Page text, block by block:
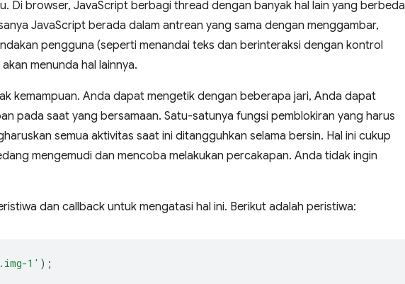
Di browser, JavaScript berbagi thread dengan banyak hal lain yang berbeda
JavaScript berada dalam antrean yang sama dengan menggambar,
pengguna (seperti menandai teks dan berinteraksi dengan kontrol
menunda hal lainnya.
kemampuan. Anda dapat mengetik dengan beberapa jari, Anda dapat
pada saat yang bersamaan. Satu-satunya fungsi pemblokiran yang harus
semua aktivitas saat ini ditangguhkan selama bersin. Hal ini cukup
mengemudi dan mencoba melakukan percakapan. Anda tidak ingin
dan callback untuk mengatasi hal ini. Berikut adalah peristiwa:
1' );